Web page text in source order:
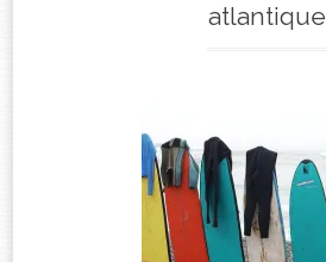
atlantique